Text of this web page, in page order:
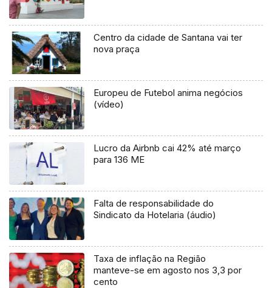
Centro da cidade de Santana vai ter
nova praça
Europeu de Futebol anima negócios
(vídeo)
Lucro da Airbnb cai 42% até março
para 136 ME
Falta de responsabilidade do
Sindicato da Hotelaria (áudio)
Taxa de inflação na Região
manteve-se em agosto nos 3,3 por
cento